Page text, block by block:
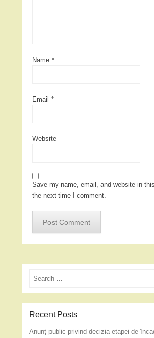
Name *
Email *
Website
Save my name, email, and website in
the next time I comment.
Search
Recent Posts
Anunț public privind decizia etapei de